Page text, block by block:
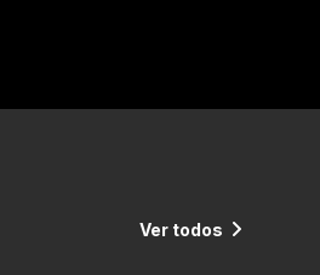
Ver todos